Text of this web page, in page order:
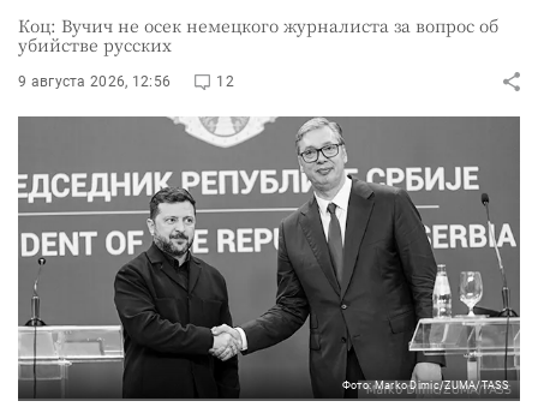
Коц: Вучич не осек немецкого журналиста за вопрос об
убийстве русских
9 августа 2026, 12:56 12
Фото: Marko Dimic/ZUMA/TASS